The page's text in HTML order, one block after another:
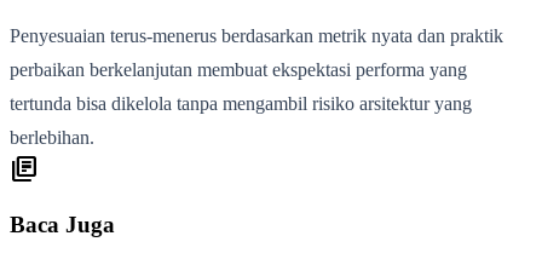
Penyesuaian terus-menerus berdasarkan metrik nyata dan praktik
perbaikan berkelanjutan membuat ekspektasi performa yang
tertunda bisa dikelola tanpa mengambil risiko arsitektur yang
berlebihan.
library_books
Baca Juga